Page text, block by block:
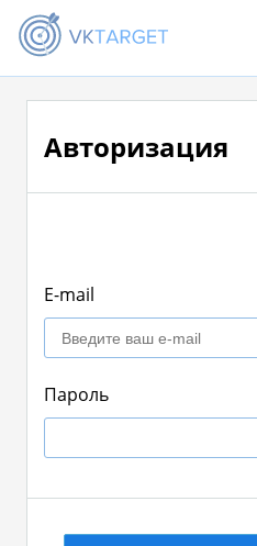
Авторизация
E-mail
Пароль